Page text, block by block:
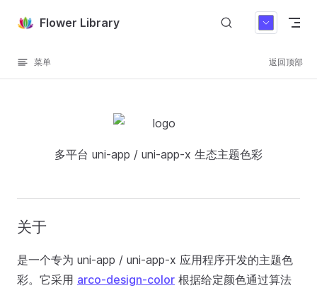
Skip to content
Flower Library
菜单 返回顶部
多平台 uni-app / uni-app-x 生态主题色彩
关于
是一个专为 uni-app / uni-app-x 应用程序开发的主题色
彩。它采用 arco-design-color 根据给定颜色通过算法